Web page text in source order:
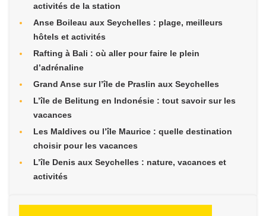
activités de la station
Anse Boileau aux Seychelles : plage, meilleurs
hôtels et activités
Rafting à Bali : où aller pour faire le plein
d’adrénaline
Grand Anse sur l’île de Praslin aux Seychelles
L’île de Belitung en Indonésie : tout savoir sur les
vacances
Les Maldives ou l’île Maurice : quelle destination
choisir pour les vacances
L’île Denis aux Seychelles : nature, vacances et
activités